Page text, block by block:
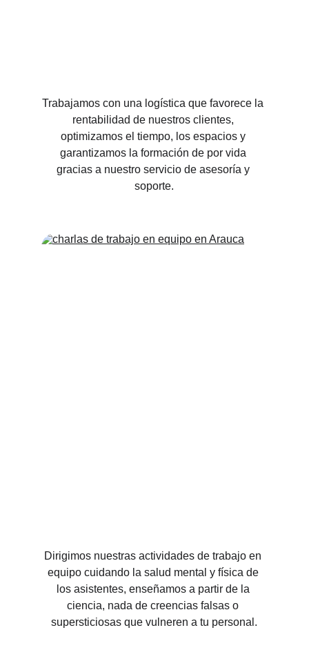
Trabajamos con una logística que favorece la
rentabilidad de nuestros clientes,
optimizamos el tiempo, los espacios y
garantizamos la formación de por vida
gracias a nuestro servicio de asesoría y
soporte.
Dirigimos nuestras actividades de trabajo en
equipo cuidando la salud mental y física de
los asistentes, enseñamos a partir de la
ciencia, nada de creencias falsas o
supersticiosas que vulneren a tu personal.